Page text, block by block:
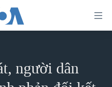
người dân